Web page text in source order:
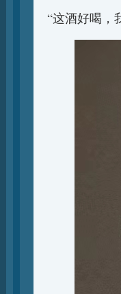
“这酒好喝，